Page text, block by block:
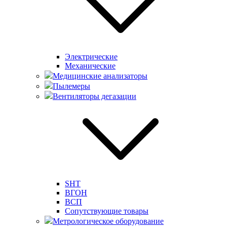
Электрические
Механические
Медицинские анализаторы
Пылемеры
Вентиляторы дегазации
SHT
ВГОН
ВСП
Сопутствующие товары
Метрологическое оборудование